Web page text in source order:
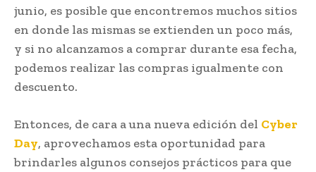
junio, es posible que encontremos muchos sitios
en donde las mismas se extienden un poco más,
y si no alcanzamos a comprar durante esa fecha,
podemos realizar las compras igualmente con
descuento.
Entonces, de cara a una nueva edición del Cyber
Day, aprovechamos esta oportunidad para
brindarles algunos consejos prácticos para que